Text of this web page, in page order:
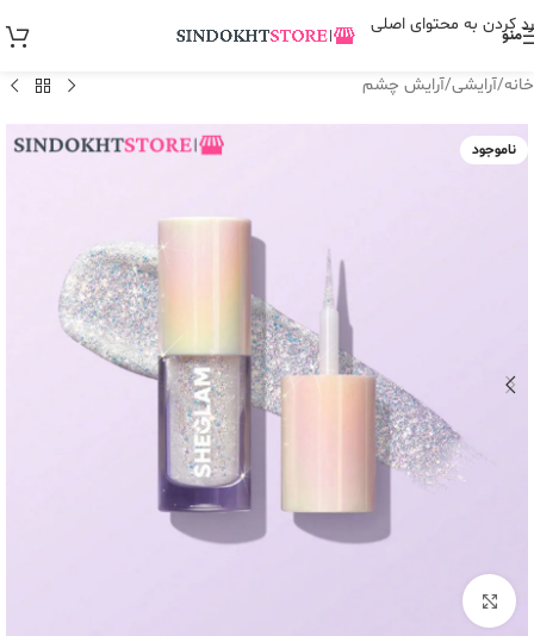
رد کردن به محتوای اصلی
منو
خانه/آرایشی/آرایش چشم
ناموجود
بزرگنمایی تصویر